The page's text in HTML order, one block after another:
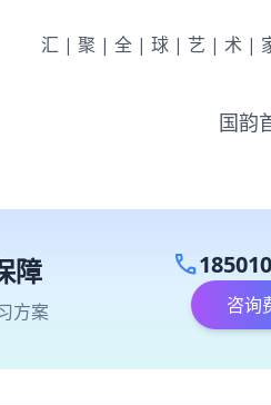
汇|聚|全|球|艺|术|
国韵
障
方案
call
咨询